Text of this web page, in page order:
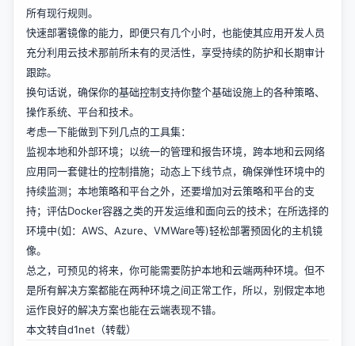
所有现行规则。
快速部署镜像的能力，即便只有几个小时，也能使其应用开发人员
充分利用云技术那前所未有的灵活性，享受持续的防护和长期审计
跟踪。
换句话说，确保你的基础控制支持你整个基础设施上的各种策略、
操作系统、平台和技术。
考虑一下能做到下列几点的工具集：
监视本地和外部环境；以统一的管理和报告环境，跨本地和云网络
应用同一套健壮的控制措施；动态上下线节点，确保弹性环境中的
持续监测；本地策略和平台之外，还要增加对云策略和平台的支
持；评估Docker容器之类的开发运维和面向云的技术；在所选择的
环境中(如：AWS、Azure、VMWare等)轻松部署预固化的主机镜
像。
总之，可预见的将来，你可能需要防护本地和云端两种环境。但不
是所有解决方案都能在两种环境之间正常工作，所以，别假定本地
运作良好的解决方案也能在云端表现不错。
本文转自d1net（转载）